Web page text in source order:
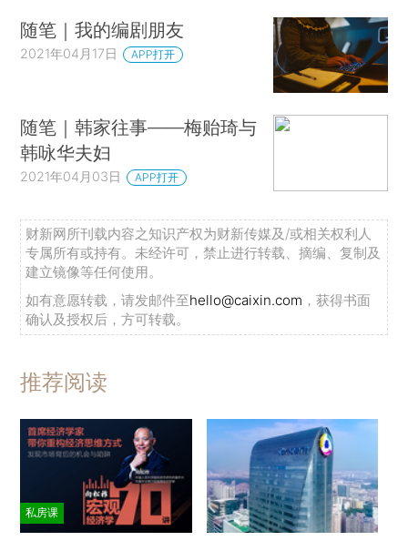
随笔｜我的编剧朋友
2021年04月17日 APP打开
随笔｜韩家往事——梅贻琦与
韩咏华夫妇
2021年04月03日 APP打开
财新网所刊载内容之知识产权为财新传媒及/或相关权利人
专属所有或持有。未经许可，禁止进行转载、摘编、复制及
建立镜像等任何使用。
如有意愿转载，请发邮件至hello@caixin.com ，获得书面
确认及授权后，方可转载。
推荐阅读
私房课